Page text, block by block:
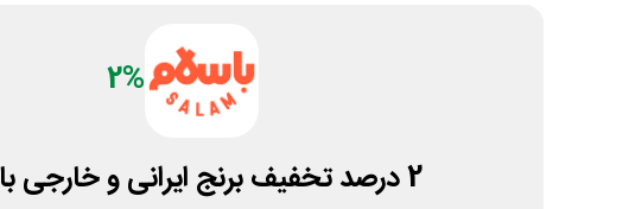
2%
2 درصد تخفیف برنج ایرانی و خارجی باسلام